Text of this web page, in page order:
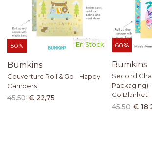
En Stock
50%
Bumkins
Couverture Roll & Go - Happy
Campers
45.50 € 22,75
60%
Bumkins
Second
Packaging)
Go Blanket
45.50 €